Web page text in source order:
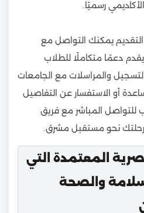
رسميًا.
يمكنك التواصل مع
دعمًا متكاملًا للطلاب
والمراسلات مع الجامعات
أو الاستفسار عن التفاصيل
للتواصل المباشر مع فريق
نحو مستقبل مشرق.
المعتمدة التي
والصحة